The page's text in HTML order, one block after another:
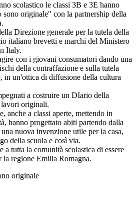
scolastico le classi 3B e 3E hanno
originale" con la partnership della
Direzione generale per la tutela della
italiano brevetti e marchi del Ministero
Italy.
con i giovani consumatori dando una
della contraffazione e sulla tutela
in un'ottica di diffusione della cultura
a costruire un DIario della
originali.
anche a classi aperte, mettendo in
hanno progettato abiti partendo dalla
nuova invenzione utile per la casa,
della scuola e così via.
a tutta la comunità scolastica di essere
regione Emilia Romagna.